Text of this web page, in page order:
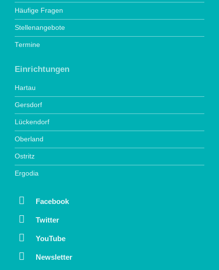
Häufige Fragen
Stellenangebote
Termine
Einrichtungen
Hartau
Gersdorf
Lückendorf
Oberland
Ostritz
Ergodia
Facebook
Twitter
YouTube
Newsletter